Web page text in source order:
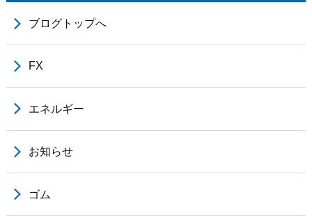
ブログトップへ
FX
エネルギー
お知らせ
ゴム